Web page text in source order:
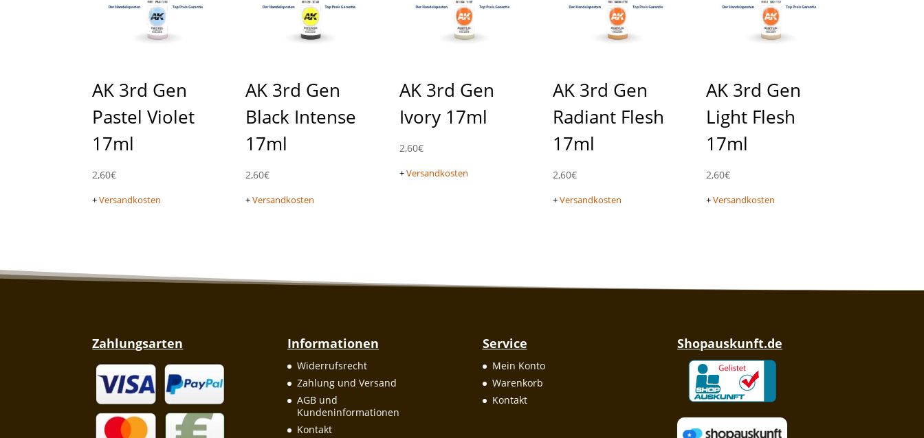
AK 3rd Gen
Pastel Violet
17ml
2,60€
+Versandkosten
AK 3rd Gen
Black Intense
17ml
2,60€
+Versandkosten
AK 3rd Gen
Ivory 17ml
2,60€
+Versandkosten
AK 3rd Gen
Radiant Flesh
17ml
2,60€
+Versandkosten
AK 3rd Gen
Light Flesh
17ml
2,60€
+Versandkosten
Zahlungsarten Informationen
Widerrufsrecht
Zahlung und Versand
AGB und
Kundeninformationen
Kontakt
Service
Mein Konto
Warenkorb
Kontakt
Shopauskunft.de